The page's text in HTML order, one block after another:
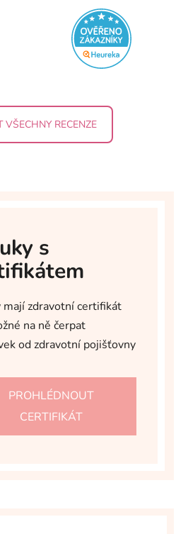
VŠECHNY RECENZE
s
mají zdravotní certifikát
na ně čerpat
od zdravotní pojišťovny
PROHLÉDNOUT
CERTIFIKÁT